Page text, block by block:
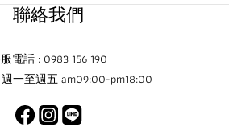
聯絡我們
電話 : 0983 156 190
一至週五 am09:00-pm18:00